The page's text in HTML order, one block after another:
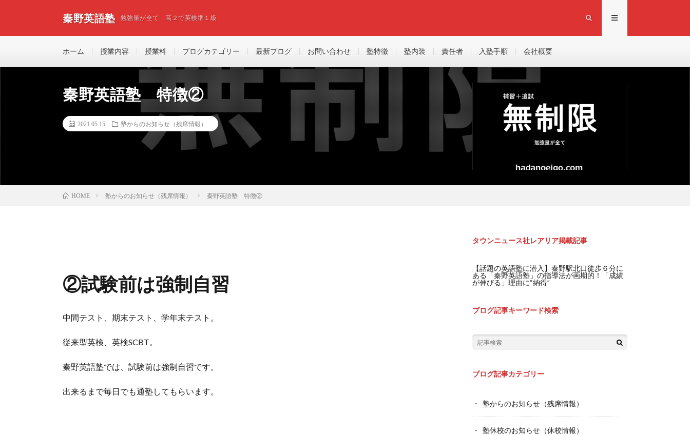
秦野英語塾 勉強量が全て 高２で英検準１級
ホーム 授業内容 授業料 ブログカテゴリー 最新ブログ お問い合わせ 塾特徴 塾内装 責任者 入塾手順 会社概要
秦野英語塾 特徴②
2021.05.15 塾からのお知らせ（残席情報）
HOME 塾からのお知らせ（残席情報） 秦野英語塾 特徴②
②試験前は強制自習
中間テスト、期末テスト、学年末テスト。
従来型英検、英検SCBT。
秦野英語塾では、試験前は強制自習です。
出来るまで毎日でも通塾してもらいます。
タウンニュース社レアリア掲載記事
【話題の英語塾に潜入】秦野駅北口徒歩６分に
ある「秦野英語塾」の指導法が画期的！「成績
が伸びる」理由に“納得”
ブログ記事キーワード検索
ブログ記事カテゴリー
塾からのお知らせ（残席情報）
塾休校のお知らせ（休校情報）